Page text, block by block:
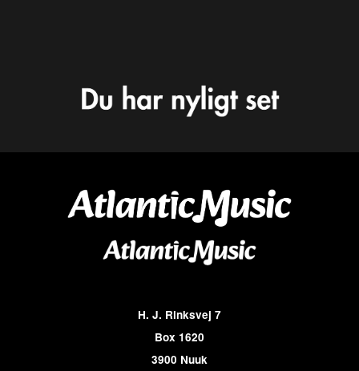
H. J. Rinksvej 7
Box 1620
3900 Nuuk